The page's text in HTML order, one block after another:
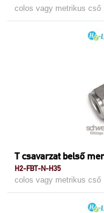
colos vagy metrikus cső
T csavarzat belső
H2-FBT-N-H35
colos vagy metrikus cső